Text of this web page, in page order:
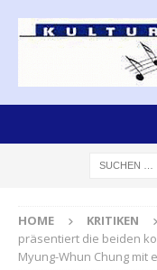
HOME KRITIKEN
präsentiert die beiden
Myung-Whun Chung mit